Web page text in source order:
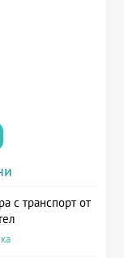
с транспорт от